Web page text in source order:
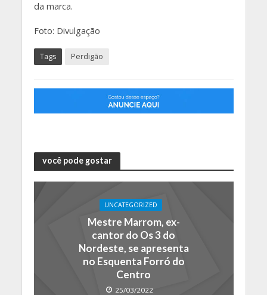
da marca.
Foto: Divulgação
Tags Perdigão
você pode gostar
UNCATEGORIZED
Mestre Marrom, ex-
cantor do Os 3 do
Nordeste, se apresenta
no Esquenta Forró do
Centro
25/03/2022